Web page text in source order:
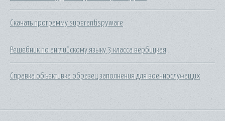
Скачать программу superantispyware
Решебник по английскому языку 3 класса вербицкая
Справка объективка образец заполнения для военнослужащих